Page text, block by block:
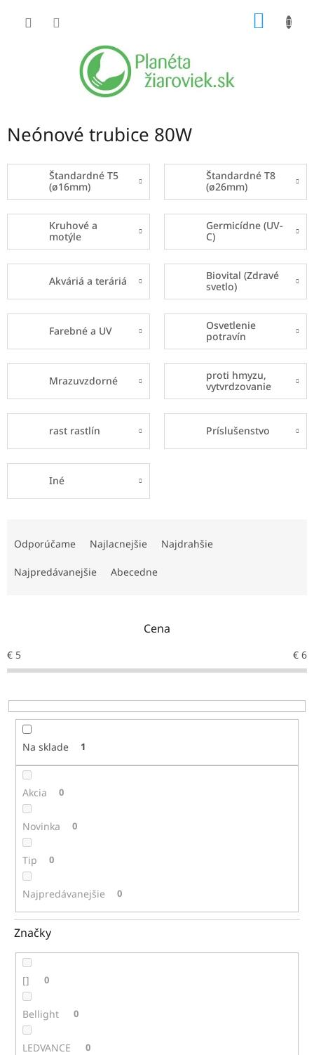
Neónové trubice 80W
Štandardné T5
(ø16mm)
Štandardné T8
(ø26mm)
Kruhové a
motýle
Germicídne (UV-
C)
Akváriá a teráriá
Biovital (Zdravé
svetlo)
Farebné a UV
Osvetlenie
potravín
Mrazuvzdorné
proti hmyzu,
vytvrdzovanie
rast rastlín Príslušenstvo
Iné
r
o
u
k
Odporúčame Najlacnejšie Najdrahšie
Najpredávanejšie Abecedne
Cena
€ 5 € 6
Na sklade 1
Akcia 0
Novinka 0
Tip 0
Najpredávanejšie 0
Značky
[] 0
Bellight 0
LEDVANCE 0